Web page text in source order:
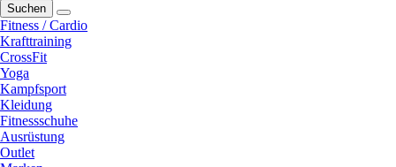
Suchen
Fitness / Cardio
Krafttraining
CrossFit
Yoga
Kampfsport
Kleidung
Fitnessschuhe
Ausrüstung
Outlet